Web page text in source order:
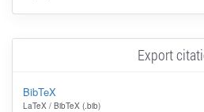
Export
BibTeX
LaTeX / BibTeX (.bib)